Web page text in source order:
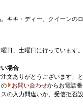
キキ・ディー、クイーンの
日、土曜日に行っています。
場合
文ありがとうございます」
お問い合わせからお電話
の入力間違いか、受信拒否